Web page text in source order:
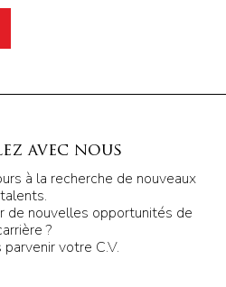
avec nous
à la recherche de nouveaux
talents.
de nouvelles opportunités de
?
votre C.V.